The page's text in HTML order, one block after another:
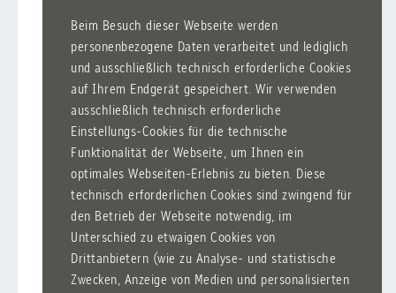
Beim Besuch dieser Webseite werden
personenbezogene Daten verarbeitet und lediglich
und ausschließlich technisch erforderliche Cookies
auf Ihrem Endgerät gespeichert. Wir verwenden
ausschließlich technisch erforderliche
Einstellungs-Cookies für die technische
Funktionalität der Webseite, um Ihnen ein
optimales Webseiten-Erlebnis zu bieten. Diese
technisch erforderlichen Cookies sind zwingend für
den Betrieb der Webseite notwendig, im
Unterschied zu etwaigen Cookies von
Drittanbietern (wie zu Analyse- und statistische
Zwecken, Anzeige von Medien und personalisierten
Wurzach. Der Verein soll auch dazu dienen, den
Kontakt unter den Ehemaligen selbst zu halten
und eine Brücke zu schlagen zwischen
Ehemaligen und der jetzigen Schülerschaft.
News:
Am 28. Juni 2019 fand das 5.
Bewerbungstraining für die Klassen 10 bis 12
statt.
Weitere Informationen und Presseberichte
finden Sie auf der Vereins-